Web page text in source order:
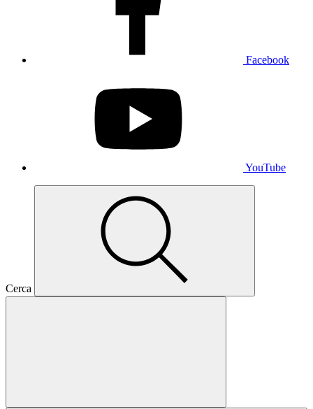
Facebook
YouTube
Cerca